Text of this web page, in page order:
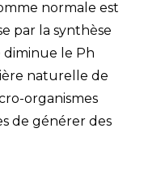
normale est
par la synthèse
diminue le Ph
naturelle de
organismes
de générer des